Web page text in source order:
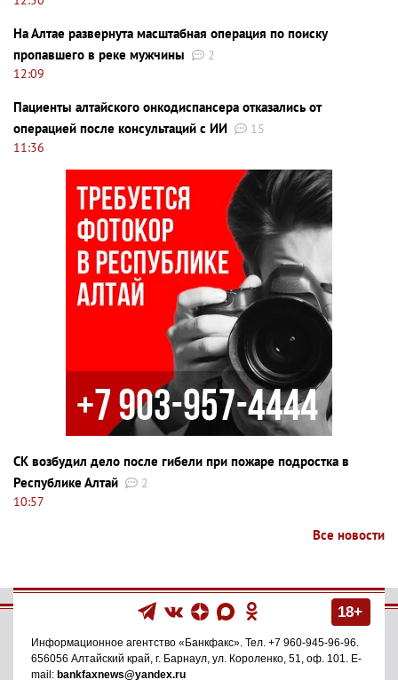
На Алтае развернута масштабная операция по поиску
пропавшего в реке мужчины
2
12:09
Пациенты алтайского онкодиспансера отказались от
операцией после консультаций с ИИ
15
11:36
СК возбудил дело после гибели при пожаре подростка в
Республике Алтай
2
10:57
Все новости
18+
Информационное агентство «Банкфакс». Тел. +7 960-945-96-96.
656056 Алтайский край, г. Барнаул, ул. Короленко, 51, оф. 101. E-
mail: bankfaxnews@yandex.ru